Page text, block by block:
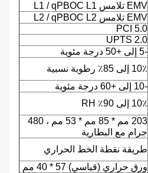
EMV تلامس L1 / qPBOC L1
EMV تلامس L2 / qPBOC L2
PCI 5.0
UPTS 2.0
-5 إلى +50 درجة مئوية
10٪ إلى 85٪ رطوبة نسبية
-10 إلى +60 درجة مئوية
10٪ إلى 90٪ RH
203 مم * 85 مم * 53 مم ، 480
جرام مع البطارية
طريقة نقطة الخط الحراري
ورق حراري (قياسي) 57 * 40 مم